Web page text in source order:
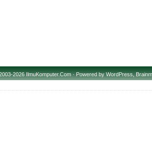
2026 IlmuKomputer.Com · Powered byWordPress,